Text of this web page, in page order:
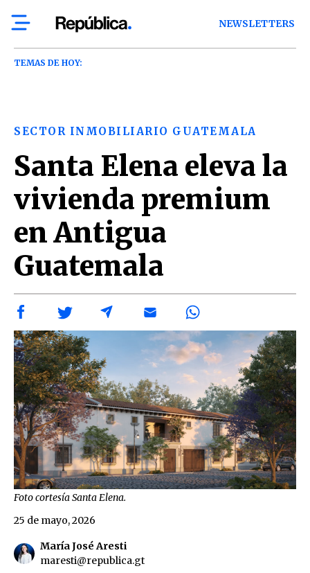
NEWSLETTERS
TEMAS DE HOY:
SECTOR INMOBILIARIO GUATEMALA
Santa Elena eleva la
vivienda premium
en Antigua
Guatemala
Foto cortesía Santa Elena.
María José Aresti
maresti@republica.gt
25 de mayo, 2026